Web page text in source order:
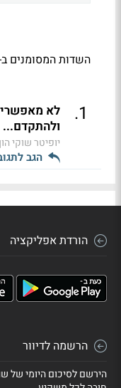
השדות המסומנים
1
.
לא
יופיטר שוקי
הגב
הורדת אפליקציה
הרשמה לדיוור
הירשם לסיכום היומי של